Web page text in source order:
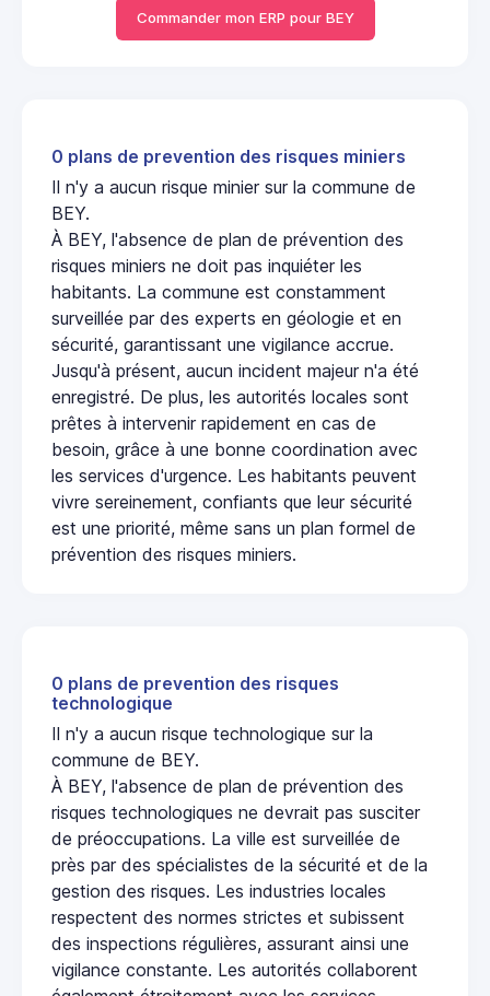
Commander mon ERP pour BEY
0 plans de prevention des risques miniers
Il n'y a aucun risque minier sur la commune de
BEY.
À BEY, l'absence de plan de prévention des
risques miniers ne doit pas inquiéter les
habitants. La commune est constamment
surveillée par des experts en géologie et en
sécurité, garantissant une vigilance accrue.
Jusqu'à présent, aucun incident majeur n'a été
enregistré. De plus, les autorités locales sont
prêtes à intervenir rapidement en cas de
besoin, grâce à une bonne coordination avec
les services d'urgence. Les habitants peuvent
vivre sereinement, confiants que leur sécurité
est une priorité, même sans un plan formel de
prévention des risques miniers.
0 plans de prevention des risques
technologique
Il n'y a aucun risque technologique sur la
commune de BEY.
À BEY, l'absence de plan de prévention des
risques technologiques ne devrait pas susciter
de préoccupations. La ville est surveillée de
près par des spécialistes de la sécurité et de la
gestion des risques. Les industries locales
respectent des normes strictes et subissent
des inspections régulières, assurant ainsi une
vigilance constante. Les autorités collaborent